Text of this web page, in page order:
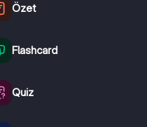
Özet
Flashcard
Quiz